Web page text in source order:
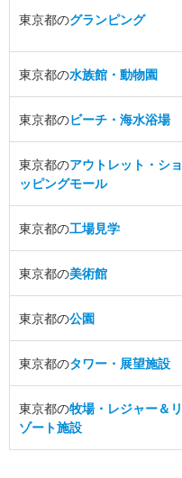
東京都のグランピング
東京都の水族館・動物園
東京都のビーチ・海水浴場
東京都のアウトレット・ショ
ッピングモール
東京都の工場見学
東京都の美術館
東京都の公園
東京都のタワー・展望施設
東京都の牧場・レジャー＆リ
ゾート施設